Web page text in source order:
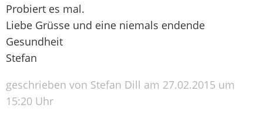
Probiert es mal.
Liebe Grüsse und eine niemals endende
Gesundheit
Stefan
geschrieben von Stefan Dill am 27.02.2015 um
15:20 Uhr